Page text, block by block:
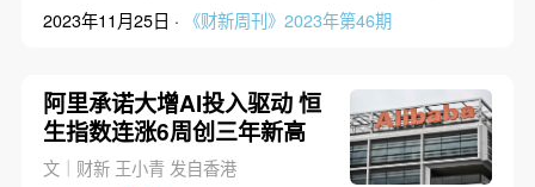
2023年11月25日 · 《财新周刊》2023年第46期
阿里承诺大增AI投入驱动 恒
生指数连涨6周创三年新高
文｜财新 王小青 发自香港